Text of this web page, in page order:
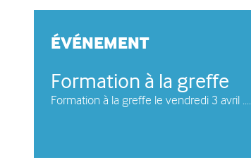
ÉVÉNEMENT
Formation à la greffe
Formation à la greffe le vendredi 3 avril ....